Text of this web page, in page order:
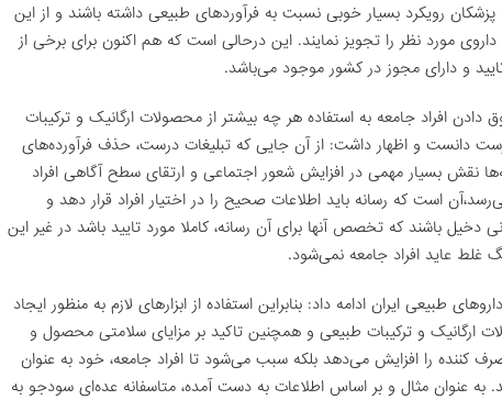
رویکرد بسیار خوبی نسبت به فرآوردهای طبیعی داشته باشند و از این
داروی مورد نظر را تجویز نمایند. این درحالی است که هم اکنون برای برخی از
تایید و دارای مجوز در کشور موجود می‌باشد.
افراد جامعه به استفاده هر چه بیشتر از محصولات ارگانیک و ترکیبات
دانست و اظهار داشت: از آن جایی که تبلیغات درست، حذف فرآورده‌های
نقش بسیار مهمی در افزایش شعور اجتماعی و ارتقای سطح آگاهی افراد
است که رسانه باید اطلاعات صحیح را در اختیار افراد قرار دهد و
دخیل باشند که تخصص آنها برای آن رسانه، کاملا مورد تایید باشد در غیر این
عاید افراد جامعه نمی‌شود.
طبیعی ایران ادامه داد: بنابراین استفاده از ابزارهای لازم به منظور ایجاد
ارگانیک و ترکیبات طبیعی و همچنین تاکید بر مزایای سلامتی محصول و
کننده را افزایش می‌دهد بلکه سبب می‌شود تا افراد جامعه، خود به عنوان
به عنوان مثال و بر اساس اطلاعات به دست آمده، متاسفانه عده‌ای سودجو به